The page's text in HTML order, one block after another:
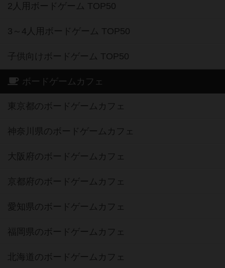
2人用ボードゲーム TOP50
3～4人用ボードゲーム TOP50
子供向けボードゲーム TOP50
ボードゲームカフェ
東京都のボードゲームカフェ
神奈川県のボードゲームカフェ
大阪府のボードゲームカフェ
京都府のボードゲームカフェ
愛知県のボードゲームカフェ
福岡県のボードゲームカフェ
北海道のボードゲームカフェ